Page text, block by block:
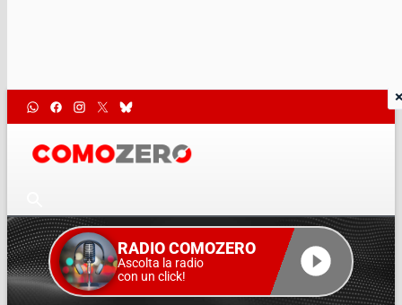
RADIO COMOZERO
Ascolta la radio
con un click!